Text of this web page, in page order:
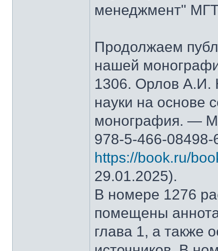
менеджмент"
Продолжаем
нашей
1306. Орлов А.И.
науки на основе
монография. —
978-5-466-
https://book.ru/
29.01.2025).
В номере 1276
помещены
глава 1, а также